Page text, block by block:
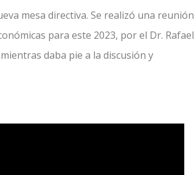
mesa directiva. Se realizó una reunión
para este 2023, por el Dr. Rafael
daba pie a la discusión y